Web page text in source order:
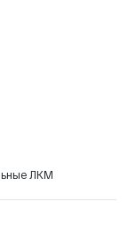
ЛКМ